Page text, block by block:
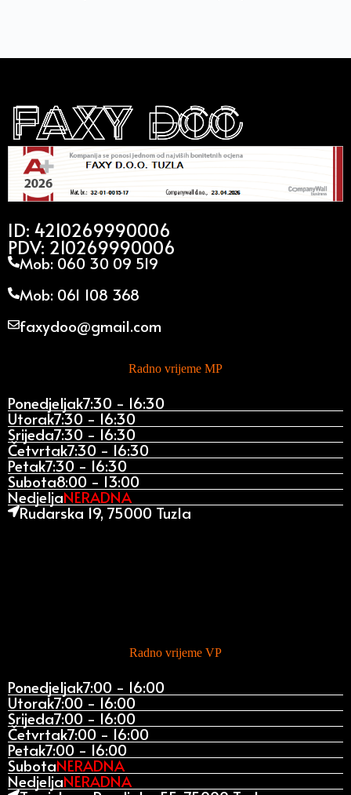
ID: 4210269990006
PDV: 210269990006
Mob: 060 30 09 519
Mob: 061 108 368
faxydoo@gmail.com
Radno vrijeme MP
Ponedjeljak7:30 - 16:30
Utorak7:30 - 16:30
Srijeda7:30 - 16:30
Četvrtak7:30 - 16:30
Petak7:30 - 16:30
Subota8:00 - 13:00
NedjeljaNERADNA
Rudarska 19, 75000 Tuzla
Radno vrijeme VP
Ponedjeljak7:00 - 16:00
Utorak7:00 - 16:00
Srijeda7:00 - 16:00
Četvrtak7:00 - 16:00
Petak7:00 - 16:00
SubotaNERADNA
NedjeljaNERADNA